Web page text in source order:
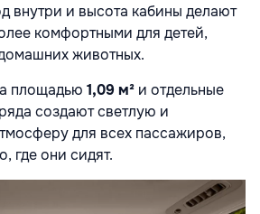
внутри и высота кабины делают
комфортными для детей,
животных.
площадью 1,09 м² и отдельные
создают светлую и
для всех пассажиров,
где они сидят.